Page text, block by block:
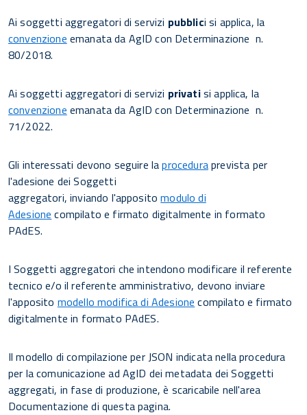
Ai soggetti aggregatori di servizi pubblici si applica, la
convenzione emanata da AgID con Determinazione n.
80/2018.
Ai soggetti aggregatori di servizi privatisi applica, la
convenzione emanata da AgID con Determinazione n.
71/2022.
Gli interessati devono seguire laproceduraprevista per
l'adesione dei Soggetti
aggregatori, inviando l'appositomodulo di
Adesione compilato e firmato digitalmente in formato
PAdES.
I Soggetti aggregatori che intendono modificare il referente
tecnico e/o il referente amministrativo, devono inviare
l'apposito modello modifica di Adesione compilato e firmato
digitalmente in formato PAdES.
Il modello di compilazione per JSON indicata nella procedura
per la comunicazione ad AgID dei metadata dei Soggetti
aggregati, in fase di produzione, è scaricabile nell'area
Documentazione di questa pagina.